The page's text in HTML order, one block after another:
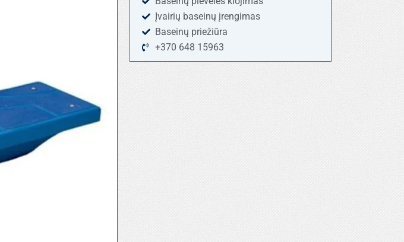
Įvairių baseinų įrengimas
Baseinų priežiūra
+370 648 15963